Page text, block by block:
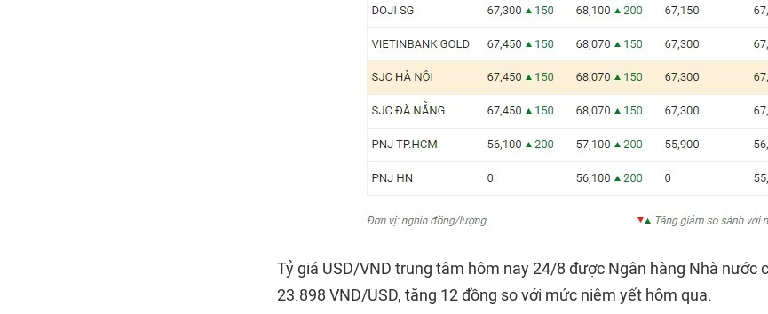
Tỷ giá USD/VND trung tâm hôm nay 24/8 được Ngân hàng Nhà nước
23.898 VND/USD, tăng 12 đồng so với mức niêm yết hôm qua.